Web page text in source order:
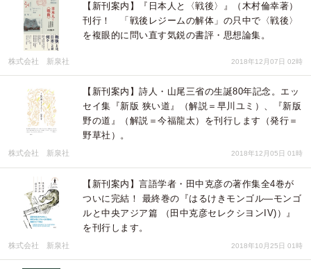
【新刊案内】『日本人と〈戦後〉』（木村倫幸著）
刊行！ 「戦後レジームの解体」の只中で〈戦後〉
を複眼的に問い直す気鋭の書評・思想論集。
株式会社 新泉社 2018年12月07日 02時
【新刊案内】詩人・山尾三省の生誕80年記念。エッ
セイ集『新版 狭い道』（解説＝早川ユミ）、『新版
野の道』（解説＝今福龍太）を刊行します（発行＝
野草社）。
株式会社 新泉社 2018年12月05日 01時
【新刊案内】言語学者・田中克彦の著作集全4巻が
ついに完結！ 最終巻の『はるけきモンゴル―モンゴ
ルと中央アジア篇 （田中克彦セレクシヨンIV)）』
を刊行します。
株式会社 新泉社 2018年10月25日 01時